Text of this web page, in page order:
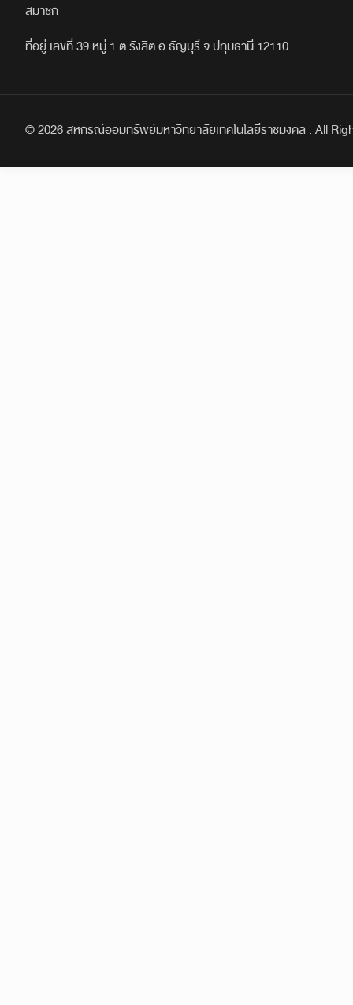
สมาชิก
ที่อยู่ เลขที่ 39 หมู่ 1 ต.รังสิต อ.ธัญบุรี จ.ปทุมธานี 12110
© 2026 สหกรณ์ออมทรัพย์มหาวิทยาลัยเทคโนโลยีราชมงคล . All